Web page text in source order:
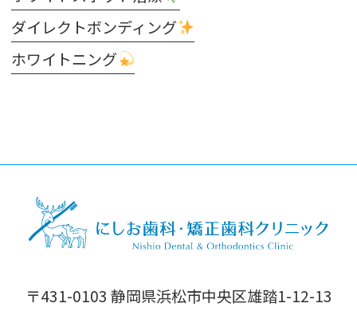
ダイレクトボンディング
ホワイトニング
〒431-0103 静岡県浜松市中央区雄踏1-12-13